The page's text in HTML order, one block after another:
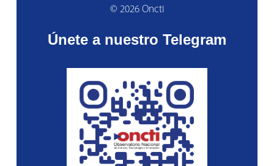
© 2026 Oncti
Únete a nuestro Telegram